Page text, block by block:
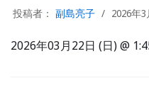
投稿者： 副島亮子 2026年3
2026年03月22日 (日) @